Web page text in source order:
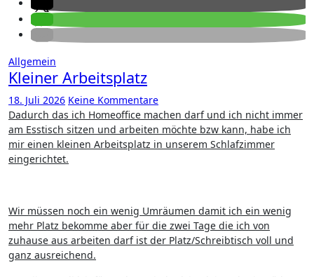
Allgemein
Kleiner Arbeitsplatz
18. Juli 2026 Keine Kommentare
Dadurch das ich Homeoffice machen darf und ich nicht immer
am Esstisch sitzen und arbeiten möchte bzw kann, habe ich
mir einen kleinen Arbeitsplatz in unserem Schlafzimmer
eingerichtet.
Wir müssen noch ein wenig Umräumen damit ich ein wenig
mehr Platz bekomme aber für die zwei Tage die ich von
zuhause aus arbeiten darf ist der Platz/Schreibtisch voll und
ganz ausreichend.